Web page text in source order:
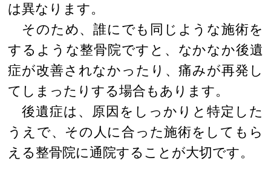
は異なります。
そのため、誰にでも同じような施術を
するような整骨院ですと、なかなか後遺
症が改善されなかったり、痛みが再発し
てしまったりする場合もあります。
後遺症は、原因をしっかりと特定した
うえで、その人に合った施術をしてもら
える整骨院に通院することが大切です。